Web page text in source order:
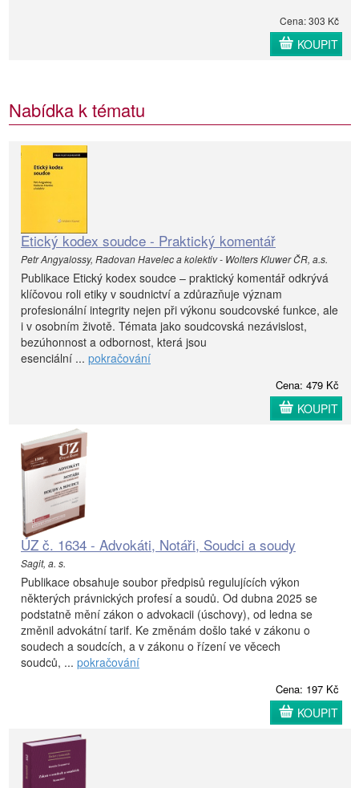
Cena: 303 Kč
KOUPIT
Nabídka k tématu
Etický kodex soudce - Praktický komentář
Petr Angyalossy, Radovan Havelec a kolektiv - Wolters Kluwer ČR, a.s.
Publikace Etický kodex soudce – praktický komentář odkrývá
klíčovou roli etiky v soudnictví a zdůrazňuje význam
profesionální integrity nejen při výkonu soudcovské funkce, ale
i v osobním životě. Témata jako soudcovská nezávislost,
bezúhonnost a odbornost, která jsou
esenciální ... pokračování
Cena: 479 Kč
KOUPIT
ÚZ č. 1634 - Advokáti, Notáři, Soudci a soudy
Sagit, a. s.
Publikace obsahuje soubor předpisů regulujících výkon
některých právnických profesí a soudů. Od dubna 2025 se
podstatně mění zákon o advokacii (úschovy), od ledna se
změnil advokátní tarif. Ke změnám došlo také v zákonu o
soudech a soudcích, a v zákonu o řízení ve věcech
soudců, ... pokračování
Cena: 197 Kč
KOUPIT